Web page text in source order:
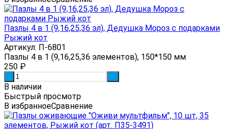
Пазлы 4 в 1 (9,16,25,36 эл), Дедушка Мороз с подарками
Рыжий кот
Артикул: П-6801
Пазлы 4 в 1 (9,16,25,36 элементов), 150*150 мм
250 ₽
В наличии
Быстрый просмотр
В избранноеСравнение